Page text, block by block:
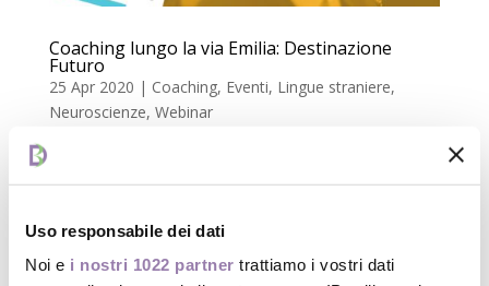
Uso responsabile dei dati
Noi e i nostri 1022 partner trattiamo i vostri dati
Coaching lungo la via Emilia: Destinazione
Futuro
25 Apr 2020 | Coaching, Eventi, Lingue straniere,
Neuroscienze, Webinar
Relatore: Daniela Bonvicini Moderatore: Maria Chiara
rimandato lo studio di una lingua straniera, possono
essere diversi i motivi. Non ti senti...